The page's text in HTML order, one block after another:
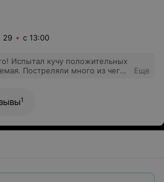
29 с 13:00
Испытал кучу положительных
Постреляли много из чего,
мастер своего дела!
Еще
1